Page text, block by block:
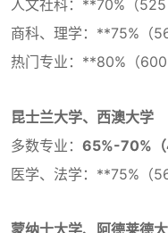
人文社科：**70%（525
商科、理学：**75%（
热门专业：**80%（600
昆士兰大学、西澳大学
多数专业： 65%-70%（
医学、法学：**75%（